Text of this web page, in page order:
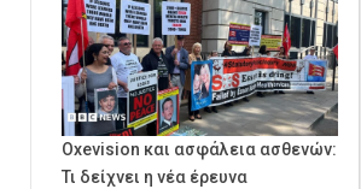
Oxevision και ασφάλεια ασθενών:
Τι δείχνει η νέα έρευνα